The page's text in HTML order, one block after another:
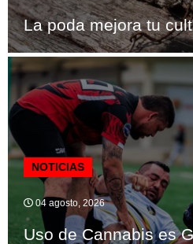
La poda mejora tu
NOTICIAS
04 agosto, 2026
Uso de Cannabis es